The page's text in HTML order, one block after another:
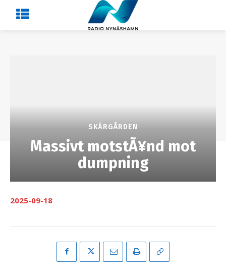
SKÄRGÅRDEN
Massivt motstÃ¥nd mot
dumpning
2025-09-18